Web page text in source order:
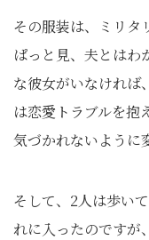
その服装は、ミリタ
ぱっと見、夫とはわ
な彼女がいなければ
は恋愛トラブルを抱
気づかれないように
そして、2人は歩い
れに入ったのですが